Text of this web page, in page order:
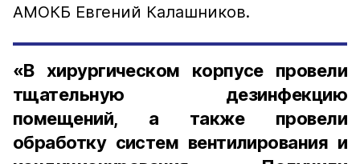
АМОКБ Евгений Калашников.
«В хирургическом корпусе провели
тщательную дезинфекцию
помещений, а также провели
обработку систем вентилирования и